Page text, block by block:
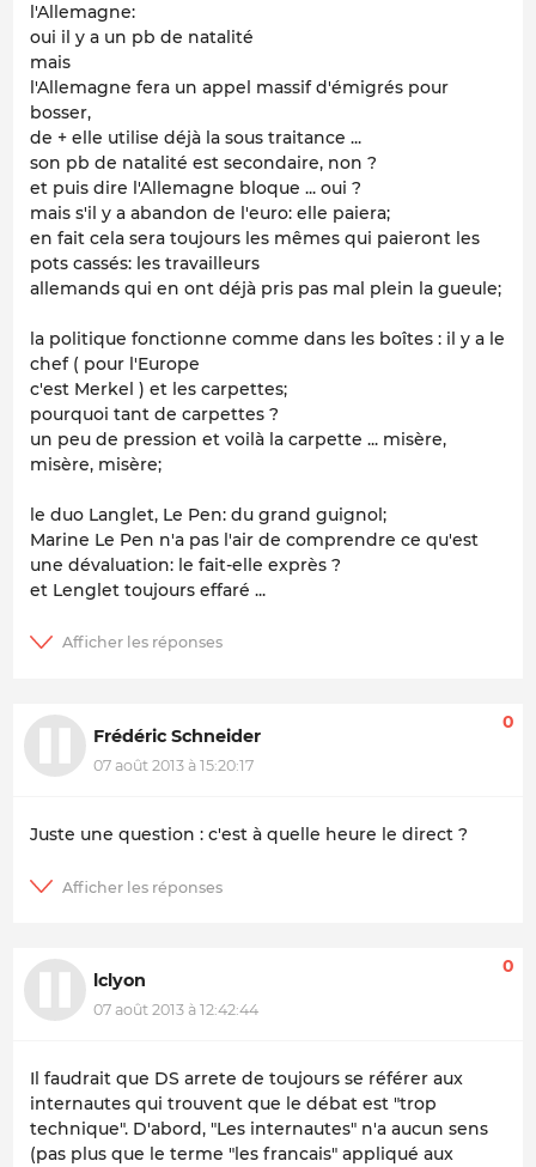
l'Allemagne:
oui il y a un pb de natalité
mais
l'Allemagne fera un appel massif d'émigrés pour
bosser,
de + elle utilise déjà la sous traitance ...
son pb de natalité est secondaire, non ?
et puis dire l'Allemagne bloque ... oui ?
mais s'il y a abandon de l'euro: elle paiera;
en fait cela sera toujours les mêmes qui paieront les
pots cassés: les travailleurs
allemands qui en ont déjà pris pas mal plein la gueule;
la politique fonctionne comme dans les boîtes : il y a le
chef ( pour l'Europe
c'est Merkel ) et les carpettes;
pourquoi tant de carpettes ?
un peu de pression et voilà la carpette ... misère,
misère, misère;
le duo Langlet, Le Pen: du grand guignol;
Marine Le Pen n'a pas l'air de comprendre ce qu'est
une dévaluation: le fait-elle exprès ?
et Lenglet toujours effaré ...
Frédéric Schneider
07 août 2013 à 15:20:17
0
Juste une question : c'est à quelle heure le direct ?
lclyon
07 août 2013 à 12:42:44
0
Il faudrait que DS arrete de toujours se référer aux
internautes qui trouvent que le débat est "trop
technique". D'abord, "Les internautes" n'a aucun sens
(pas plus que le terme "les francais" appliqué aux